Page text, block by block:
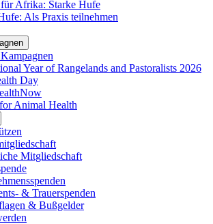
Afrika: Starke Hufe
Als Praxis teilnehmen
Year of Rangelands and Pastoralists 2026
Day
Animal Health
Mitgliedschaft
& Trauerspenden
& Bußgelder